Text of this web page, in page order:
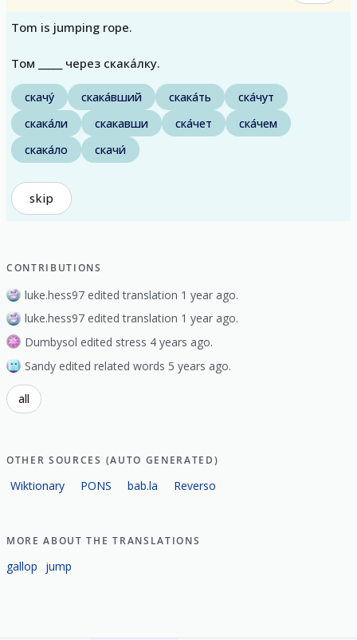
Tom is jumping rope.
Том _____ через скака́лку.
скачу́ скака́вший скака́ть
ска́чут
скака́ли
скакавши ска́чет
ска́чем
скака́ло
скачи́
skip
CONTRIBUTIONS
luke.hess97 edited translation 1 year ago.
luke.hess97 edited translation 1 year ago.
Dumbysol edited stress 4 years ago.
Sandy edited related words 5 years ago.
all
OTHER SOURCES (AUTO GENERATED)
Wiktionary PONS bab.la Reverso
MORE ABOUT THE TRANSLATIONS
gallop jump